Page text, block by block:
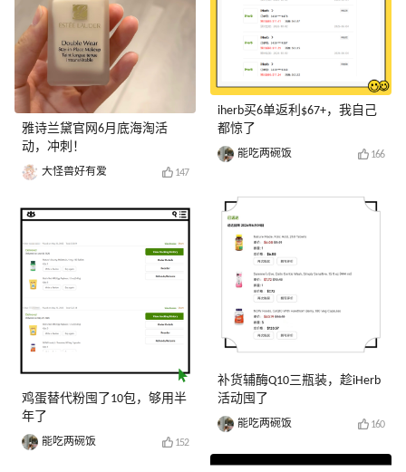
雅诗兰黛官网6月底海淘活
动，冲刺！
大怪兽好有爱 147
鸡蛋替代粉囤了10包，够用半
年了
能吃两碗饭 152
iherb买6单返利$67+，我自己
都惊了
能吃两碗饭 166
补货辅酶Q10三瓶装，趁iHerb
活动囤了
能吃两碗饭 160